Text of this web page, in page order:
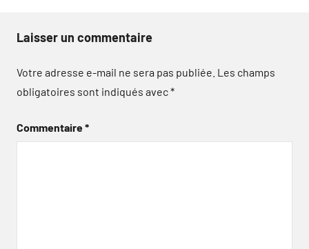
Laisser un commentaire
Votre adresse e-mail ne sera pas publiée. Les champs
obligatoires sont indiqués avec*
Commentaire*